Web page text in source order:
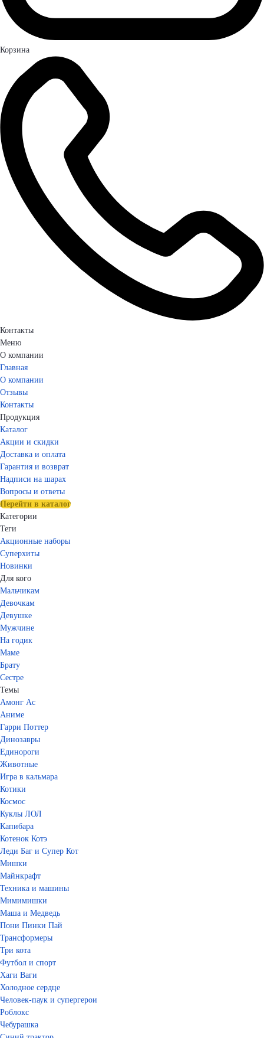
Корзина
Контакты
Меню
О компании
Главная
О компании
Отзывы
Контакты
Продукция
Каталог
Акции и скидки
Доставка и оплата
Гарантия и возврат
Надписи на шарах
Вопросы и ответы
Перейти в каталог
Категории
Теги
Акционные наборы
Суперхиты
Новинки
Для кого
Мальчикам
Девочкам
Девушке
Мужчине
На годик
Маме
Брату
Сестре
Темы
Амонг Ас
Аниме
Гарри Поттер
Динозавры
Единороги
Животные
Игра в кальмара
Котики
Космос
Куклы ЛОЛ
Капибара
Котенок Котэ
Леди Баг и Супер Кот
Мишки
Майнкрафт
Техника и машины
Мимимишки
Маша и Медведь
Пони Пинки Пай
Трансформеры
Три кота
Футбол и спорт
Хаги Ваги
Холодное сердце
Человек-паук и супергерои
Роблокс
Чебурашка